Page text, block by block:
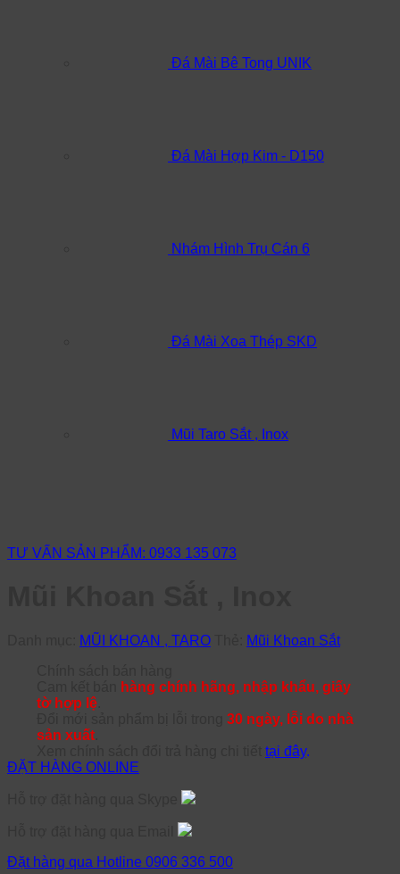
Đá Mài Bê Tong UNIK
Đá Mài Hợp Kim - D150
Nhám Hình Trụ Cán 6
Đá Mài Xoa Thép SKD
Mũi Taro Sắt , Inox
TƯ VẤN SẢN PHẨM: 0933 135 073
MŨI KHOAN , TARO
Mũi Khoan Sắt
hàng chính hãng, nhập khẩu, giấy
tờ hợp lệ
30 ngày, lỗi do nhà
sản xuất
tại đây.
ĐẶT HÀNG ONLINE
Đặt hàng qua Hotline 0906 336 500